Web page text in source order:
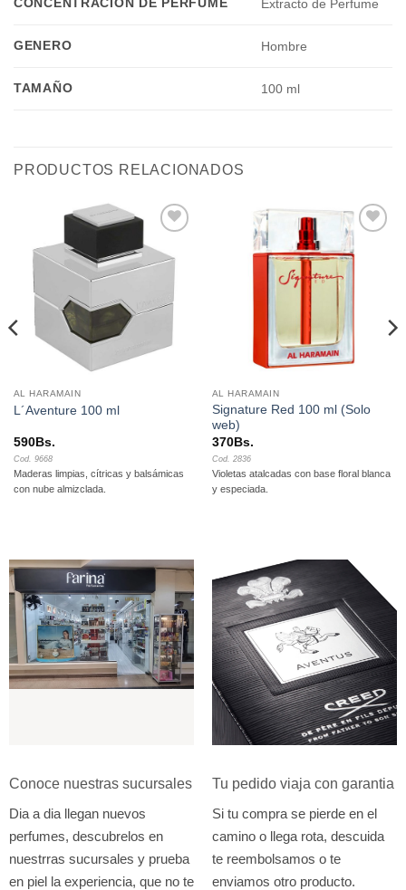
Extracto de Perfume
GENERO Hombre
TAMAÑO 100 ml
PRODUCTOS RELACIONADOS
a la
lista de
AL HARAMAIN
L´Aventure 100 ml
590Bs.
Cod. 9668
Maderas limpias, cítricas y balsámicas
con nube almizclada.
Añadir
AL HARAMAIN
Signature Red 100 ml (Solo
web)
370Bs.
Cod. 2836
Violetas atalcadas con base floral blanca
y especiada.
Conoce nuestras sucursales
Dia a dia llegan nuevos
perfumes, descubrelos en
nuestrras sucursales y prueba
en piel la experiencia, que no te
Tu pedido viaja con garantia
Si tu compra se pierde en el
camino o llega rota, descuida
te reembolsamos o te
enviamos otro producto.